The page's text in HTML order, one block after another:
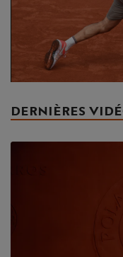
DERNIÈRES